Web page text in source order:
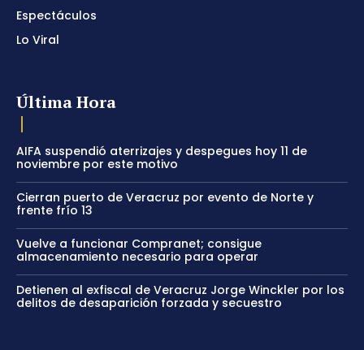
Espectáculos
Lo Viral
Última Hora
AIFA suspendió aterrizajes y despegues hoy 11 de
noviembre por este motivo
Cierran puerto de Veracruz por evento de Norte y
frente frío 13
Vuelve a funcionar Compranet; consigue
almacenamiento necesario para operar
Detienen al exfiscal de Veracruz Jorge Winckler por los
delitos de desaparición forzada y secuestro